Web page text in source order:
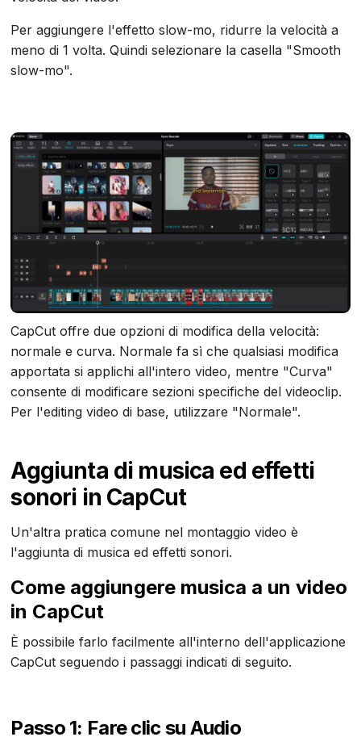
Per aggiungere l'effetto slow-mo, ridurre la velocità a
meno di 1 volta. Quindi selezionare la casella "Smooth
slow-mo".
CapCut offre due opzioni di modifica della velocità:
normale e curva. Normale fa sì che qualsiasi modifica
apportata si applichi all'intero video, mentre "Curva"
consente di modificare sezioni specifiche del videoclip.
Per l'editing video di base, utilizzare "Normale".
Aggiunta di musica ed effetti
sonori in CapCut
Un'altra pratica comune nel montaggio video è
l'aggiunta di musica ed effetti sonori.
Come aggiungere musica a un video
in CapCut
È possibile farlo facilmente all'interno dell'applicazione
CapCut seguendo i passaggi indicati di seguito.
Passo 1: Fare clic su Audio